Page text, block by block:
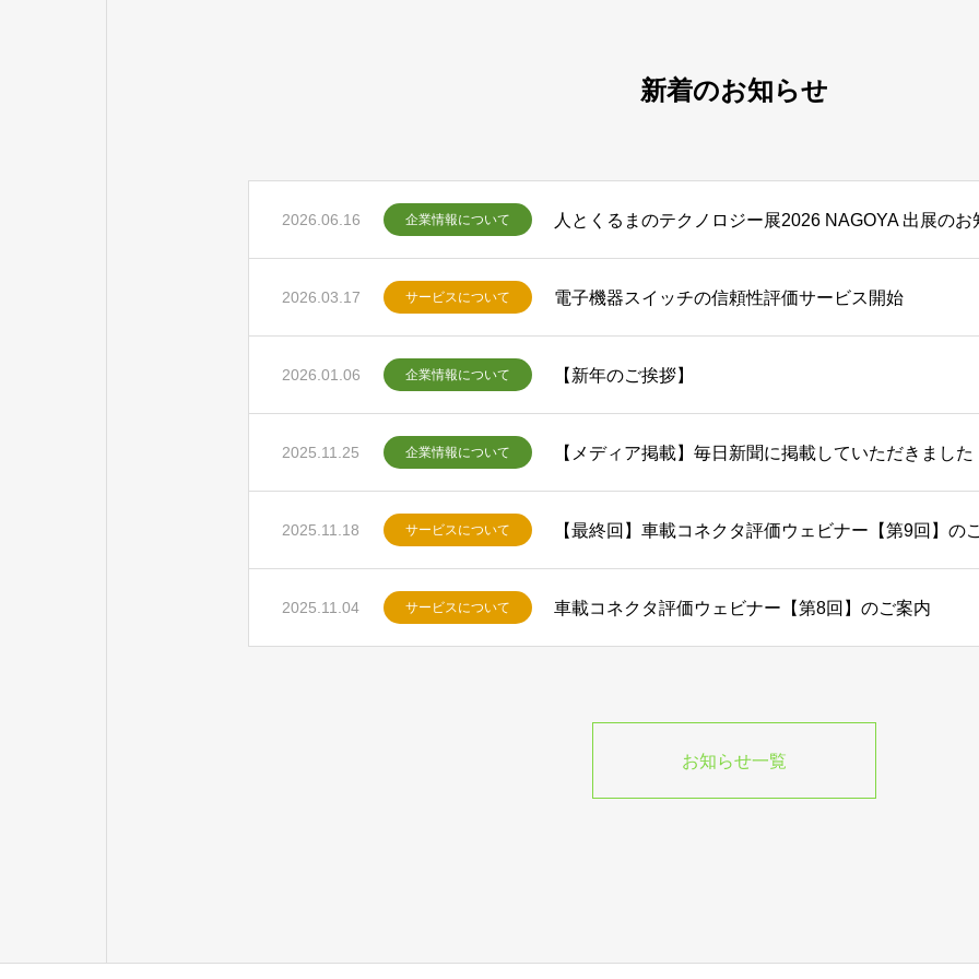
新着のお知らせ
2026.06.16 企業情報について 人とくるまのテクノロジー展2026 NAGOYA 出展のお
2026.03.17 サービスについて 電子機器スイッチの信頼性評価サービス開始
2026.01.06 企業情報について 【新年のご挨拶】
2025.11.25 企業情報について 【メディア掲載】毎日新聞に掲載していただきました
2025.11.18 サービスについて 【最終回】車載コネクタ評価ウェビナー【第9回】の
2025.11.04 サービスについて 車載コネクタ評価ウェビナー【第8回】のご案内
お知らせ一覧